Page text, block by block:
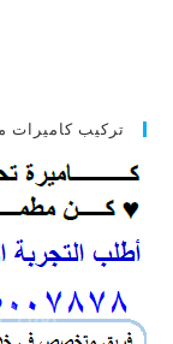
تركيب كاميرات